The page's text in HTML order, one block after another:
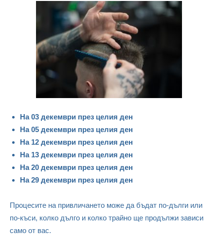
На 03 декември през целия ден
На 05 декември през целия ден
На 12 декември през целия ден
На 13 декември през целия ден
На 20 декември през целия ден
На 29 декември през целия ден
Процесите на привличането може да бъдат по-дълги или
по-къси, колко дълго и колко трайно ще продължи зависи
само от вас.